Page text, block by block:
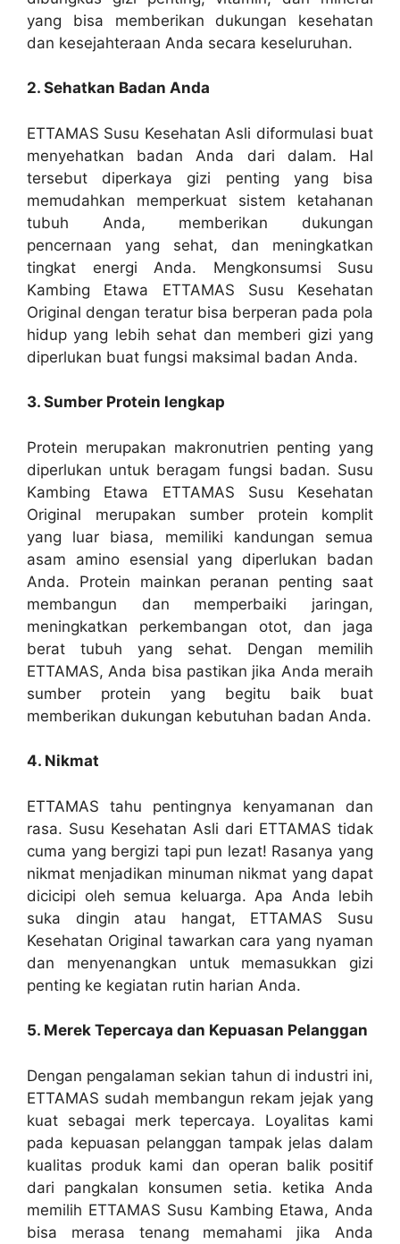
yang bisa memberikan dukungan kesehatan
dan kesejahteraan Anda secara keseluruhan.
2. Sehatkan Badan Anda
ETTAMAS Susu Kesehatan Asli diformulasi buat
menyehatkan badan Anda dari dalam. Hal
tersebut diperkaya gizi penting yang bisa
memudahkan memperkuat sistem ketahanan
tubuh Anda, memberikan dukungan
pencernaan yang sehat, dan meningkatkan
tingkat energi Anda. Mengkonsumsi Susu
Kambing Etawa ETTAMAS Susu Kesehatan
Original dengan teratur bisa berperan pada pola
hidup yang lebih sehat dan memberi gizi yang
diperlukan buat fungsi maksimal badan Anda.
3. Sumber Protein lengkap
Protein merupakan makronutrien penting yang
diperlukan untuk beragam fungsi badan. Susu
Kambing Etawa ETTAMAS Susu Kesehatan
Original merupakan sumber protein komplit
yang luar biasa, memiliki kandungan semua
asam amino esensial yang diperlukan badan
Anda. Protein mainkan peranan penting saat
membangun dan memperbaiki jaringan,
meningkatkan perkembangan otot, dan jaga
berat tubuh yang sehat. Dengan memilih
ETTAMAS, Anda bisa pastikan jika Anda meraih
sumber protein yang begitu baik buat
memberikan dukungan kebutuhan badan Anda.
4. Nikmat
ETTAMAS tahu pentingnya kenyamanan dan
rasa. Susu Kesehatan Asli dari ETTAMAS tidak
cuma yang bergizi tapi pun lezat! Rasanya yang
nikmat menjadikan minuman nikmat yang dapat
dicicipi oleh semua keluarga. Apa Anda lebih
suka dingin atau hangat, ETTAMAS Susu
Kesehatan Original tawarkan cara yang nyaman
dan menyenangkan untuk memasukkan gizi
penting ke kegiatan rutin harian Anda.
5. Merek Tepercaya dan Kepuasan Pelanggan
Dengan pengalaman sekian tahun di industri ini,
ETTAMAS sudah membangun rekam jejak yang
kuat sebagai merk tepercaya. Loyalitas kami
pada kepuasan pelanggan tampak jelas dalam
kualitas produk kami dan operan balik positif
dari pangkalan konsumen setia. ketika Anda
memilih ETTAMAS Susu Kambing Etawa, Anda
bisa merasa tenang memahami jika Anda